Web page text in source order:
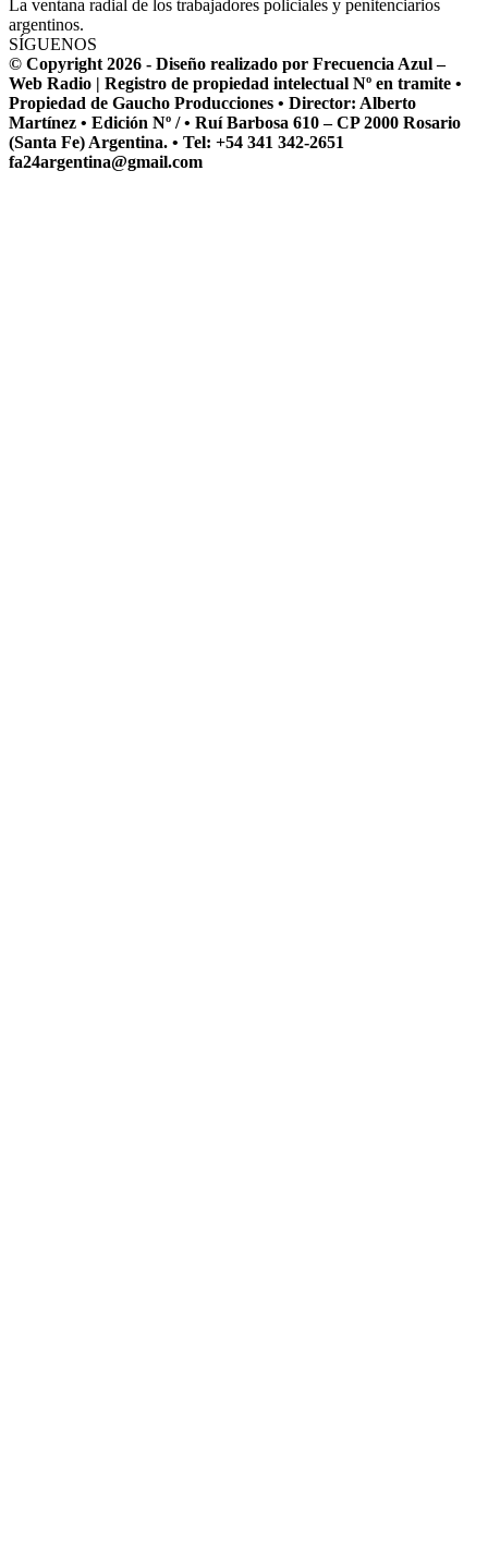
La ventana radial de los trabajadores policiales y penitenciarios
argentinos.
SÍGUENOS
© Copyright 2026 - Diseño realizado por Frecuencia Azul –
Web Radio | Registro de propiedad intelectual Nº en tramite •
Propiedad de Gaucho Producciones • Director: Alberto
Martínez • Edición Nº / • Ruí Barbosa 610 – CP 2000 Rosario
(Santa Fe) Argentina. • Tel: +54 341 342-2651
fa24argentina@gmail.com